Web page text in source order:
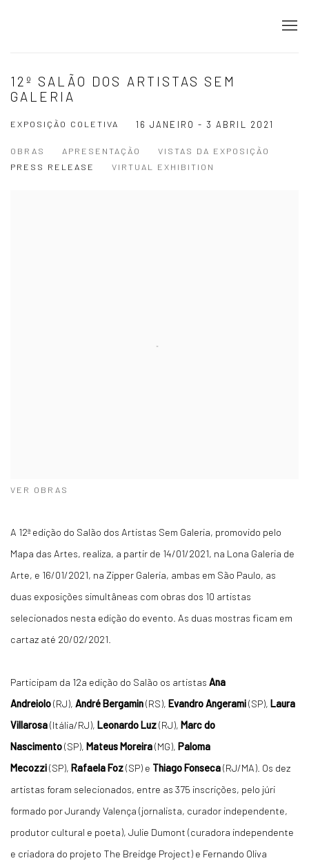
12º SALÃO DOS ARTISTAS SEM
GALERIA
EXPOSIÇÃO COLETIVA 16 JANEIRO - 3 ABRIL 2021
OBRAS APRESENTAÇÃO
VISTAS DA EXPOSIÇÃO
PRESS RELEASE
VIRTUAL EXHIBITION
VER OBRAS
A 12ª edição do Salão dos Artistas Sem Galeria, promovido pelo
Mapa das Artes, realiza, a partir de 14/01/2021, na Lona Galeria de
Arte, e 16/01/2021, na Zipper Galeria, ambas em São Paulo, as
duas exposições simultâneas com obras dos 10 artistas
selecionados nesta edição do evento. As duas mostras ficam em
cartaz até 20/02/2021.
Participam da 12a edição do Salão os artistas Ana
Andreiolo(RJ), André Bergamin(RS), Evandro Angerami(SP), Laura
Villarosa(Itália/RJ), Leonardo Luz(RJ), Marc do
Nascimento(SP), Mateus Moreira(MG), Paloma
Mecozzi(SP), Rafaela Foz(SP) e Thiago Fonseca(RJ/MA). Os dez
artistas foram selecionados, entre as 375 inscrições, pelo júri
formado por Jurandy Valença (jornalista, curador independente,
produtor cultural e poeta), Julie Dumont (curadora independente
e criadora do projeto The Breidge Project) e Fernando Oliva